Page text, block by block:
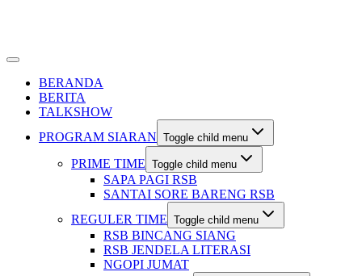
BERANDA
BERITA
TALKSHOW
PROGRAM SIARAN Toggle child menu
PRIME TIME Toggle child menu
SAPA PAGI RSB
SANTAI SORE BARENG RSB
REGULER TIME Toggle child menu
RSB BINCANG SIANG
RSB JENDELA LITERASI
NGOPI JUMAT